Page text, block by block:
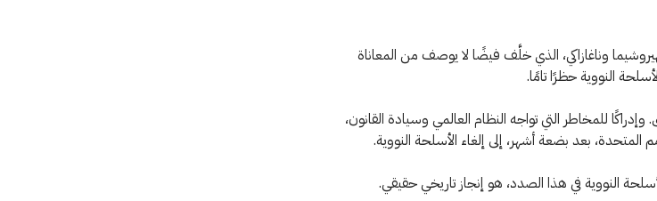
وناغازاكي، الذي خلَّف فيضًا لا يوصف من المعاناة
النووية حظرًا تامًا.
للمخاطر التي تواجه النظام العالمي وسيادة القانون،
المتحدة، بعد بضعة أشهر، إلى إلغاء الأسلحة النووية.
النووية في هذا الصدد، هو إنجاز تاريخي حقيقي.